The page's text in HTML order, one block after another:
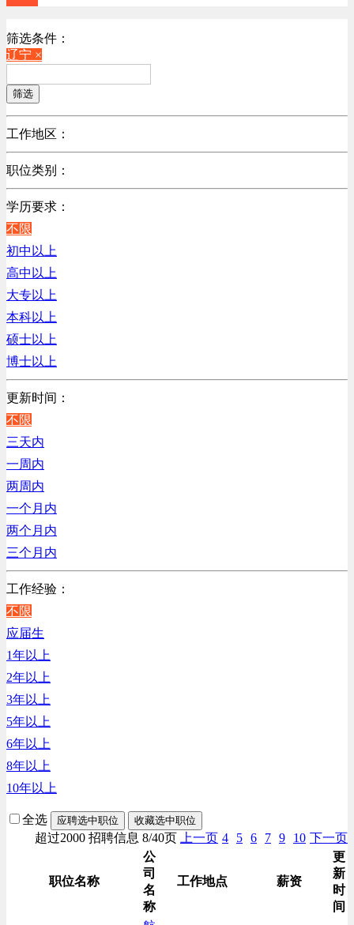
筛选条件：
辽宁 ×
筛选
工作地区：
不限
北京
广东
江苏
陕西
浙江
辽宁
上海
职位类别：
不限
机械制造/仪器仪表类
销售管理类
计算机软件类
贸易/物流/仓储/采购类
客服及凯发娱乐网址的技术支持类
高级管理类
电子/电器/半导体类
电力电气/能源/自动化
咨询/顾问/法律类
程序/语言开发类
行政/后勤/文秘类
销售类
人力资源类
互联网/电子商务/游戏类
建筑装潢/市政建设类
通信/移动互联网/手机类
技工/维修类
房地产开发/物业管理类
生产/加工/认证类
综合技术类
汽车/交通类
财务/审计/税务类
学历要求：
不限
初中以上
高中以上
大专以上
本科以上
硕士以上
博士以上
更新时间：
不限
三天内
一周内
两周内
一个月内
两个月内
三个月内
工作经验：
不限
应届生
1年以上
2年以上
3年以上
5年以上
6年以上
8年以上
10年以上
全选 应聘选中职位 收藏选中职位
超过2000 招聘信息 8/40页 上一页 4 5 6 7 9 10 下一页
职位名称
公
司
名
称
工作地点 薪资
更
新
时
间